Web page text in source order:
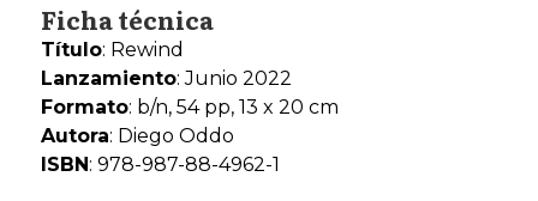
Ficha técnica
Título: Rewind
Lanzamiento: Junio 2022
Formato: b/n, 54 pp, 13 x 20 cm
Autora: Diego Oddo
ISBN : 978-987-88-4962-1